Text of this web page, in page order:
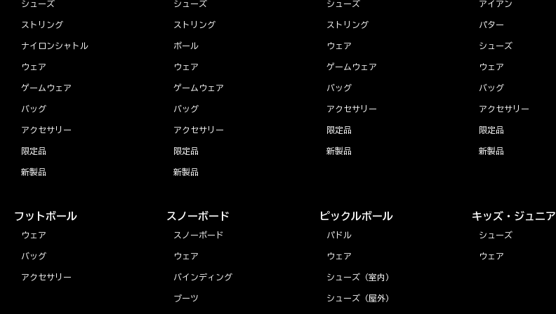
シューズ
ストリング
ナイロンシャトル
ウェア
ゲームウェア
バッグ
アクセサリー
限定品
新製品
シューズ
ストリング
ボール
ウェア
ゲームウェア
バッグ
アクセサリー
限定品
新製品
シューズ
ストリング
ウェア
ゲームウェア
バッグ
アクセサリー
限定品
新製品
アイアン
パター
シューズ
ウェア
バッグ
アクセサリー
限定品
新製品
フットボール
ウェア
バッグ
アクセサリー
スノーボード
スノーボード
ウェア
バインディング
ブーツ
ピックルボール
パドル
ウェア
シューズ（室内）
シューズ（屋外）
キッズ・ジュニア
シューズ
ウェア